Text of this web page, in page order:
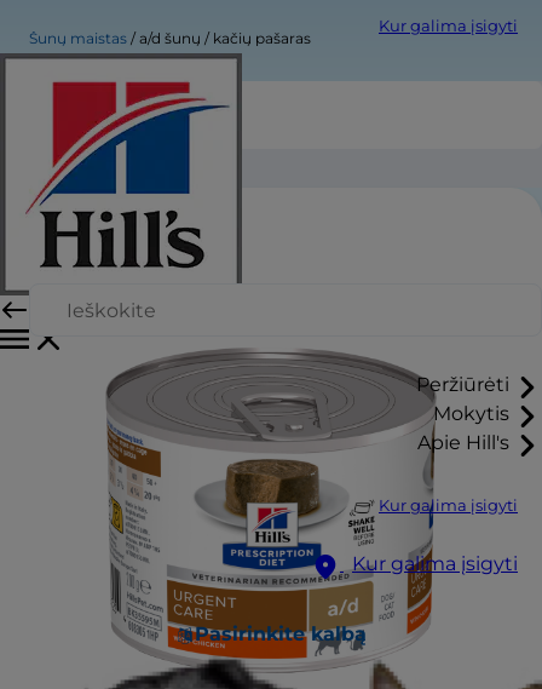
Kur galima įsigyti
Peržiūrėti
Mokytis
Apie Hill's
Kur galima įsigyti
Kur galima įsigyti
Pasirinkite kalbą
Šunų maistas a/d šunų / kačių pašaras
a/d šunų / kačių pašaras